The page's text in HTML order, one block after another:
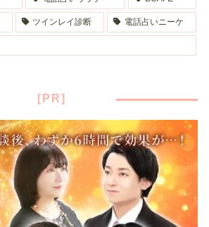
ツインレイ診断 電話占いニーケ
[PR]